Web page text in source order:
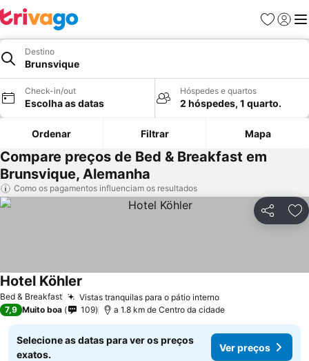
Favoritos
Iniciar
Destino
Brunsvique
Check-in/out
Escolha as datas
Hóspedes e quartos
2 hóspedes, 1 quarto.
Ordenar Filtrar Mapa
Compare preços de Bed & Breakfast em
Brunsvique, Alemanha
Como os pagamentos influenciam os resultados
Partilhar
Bed & Breakfast Vistas tranquilas para o pátio interno
Hotel Köhler
7,9 Muito boa 109 a 1.8 km de Centro da cidade
Selecione as datas para ver os preços
exatos.
Ver preços